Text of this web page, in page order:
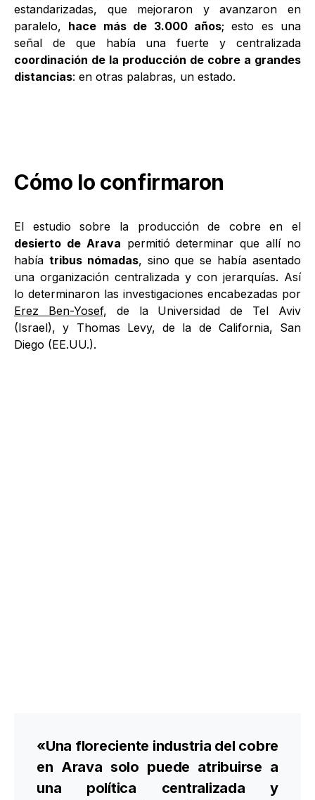
estandarizadas, que mejoraron y avanzaron en
paralelo, hace más de 3.000 años; esto es una
señal de que había una fuerte y centralizada
coordinación de la producción de cobre a grandes
distancias: en otras palabras, un estado.
Cómo lo confirmaron
El estudio sobre la producción de cobre en el
desierto de Arava permitió determinar que allí no
había tribus nómadas, sino que se había asentado
una organización centralizada y con jerarquías. Así
lo determinaron las investigaciones encabezadas por
Erez Ben-Yosef, de la Universidad de Tel Aviv
(Israel), y Thomas Levy, de la de California, San
Diego (EE.UU.).
«Una floreciente industria del cobre
en Arava solo puede atribuirse a
una política centralizada y